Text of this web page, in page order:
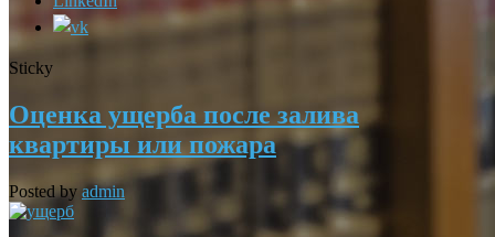
Sticky
Оценка ущерба после залива
квартиры или пожара
Posted by admin